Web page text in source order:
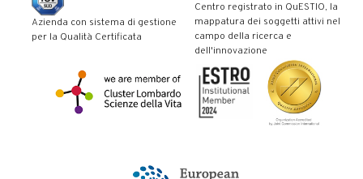
Azienda con sistema di gestione
per la Qualità Certificata
Centro registrato in QuESTIO, la
mappatura dei soggetti attivi nel
campo della ricerca e
dell'innovazione